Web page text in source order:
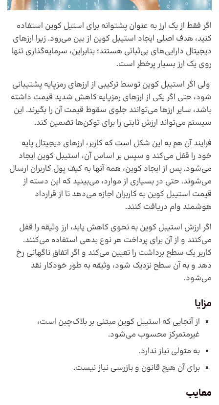
اگر فقط از یک ارز به عنوان پشتوانه برای استیل کوین استفاده
کنید، هدف اصلی ایجاد استیبل کوین از بین می‌رود. زیرا ارزهای
دیجیتال دارایی‌های بی‌ثباتی هستند؛ بنابراین، سرمایه‌گذاری تنها
روی یک ارز بسیار پرخطر است.
ولی اگر استیبل کوین توسط ترکیبی از ارزهای رمزپایه پشتیبانی
شود، حتی اگر یکی از ارزهای رمزپایه کاهش شدید قیمت داشته
باشد، سایر ارزها می‌توانند جلوی سقوط قیمت آن را بگیرند. این
سیستم می‌تواند ارزش ثابتی را برای توکن‌ها تضمین کند.
فرایند آن هم به این شکل است که کاربر، ارزهای دیجیتال پایه
خود را قفل می‌کند و سپس بر اساس آن، استیبل کوین ایجاد
می‌شود. پس از ایجاد کوین، همه آنها به کیف پول کاربران ارسال
می‌شوند. حتی در بسیاری از موارد، می‌بینید که این دسته از
قیمت استیبل کوین به کاربران اجازه می‌دهد تا از قرارداد
هوشمند وام دریافت کنند.
اگر ارزش استیبل کوین به نحوی کاهش یابد، ارز وثیقه را قفل
می‌کنند و از آن برای پرداخت هر نوع بدهی استفاده می‌کنند.
کاربر یک سطح برداشت را تعیین می‌کند و اگر اتفاق ناگهانی رخ
دهد و به آن سطح نزدیک شود، وثیقه به طور خودکار نقد
می‌شود.
مزایا
از آنجایی که استیبل کوین مبتنی بر بلاک‌چین است،
غیرمتمرکز محسوب می‌شود.
به متولی نیاز ندارد.
برای آن هیچ قانون و بازرسی نیاز نیست.
معایب